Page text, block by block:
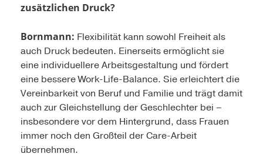
zusätzlichen Druck?
Bornmann: Flexibilität kann sowohl Freiheit als
auch Druck bedeuten. Einerseits ermöglicht sie
eine individuellere Arbeitsgestaltung und fördert
eine bessere Work-Life-Balance. Sie erleichtert die
Vereinbarkeit von Beruf und Familie und trägt damit
auch zur Gleichstellung der Geschlechter bei –
insbesondere vor dem Hintergrund, dass Frauen
immer noch den Großteil der Care-Arbeit
übernehmen.